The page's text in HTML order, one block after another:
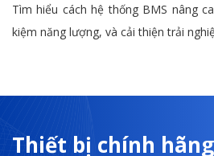
Tìm hiểu cách hệ thống BMS nâng
kiệm năng lượng, và cải thiện trải
Thiết bị chính hãng